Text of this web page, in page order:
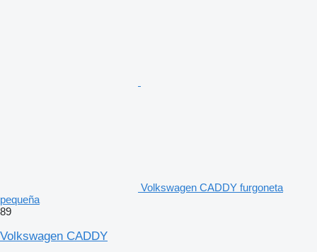
Volkswagen CADDY furgoneta
pequeña
89
Volkswagen CADDY